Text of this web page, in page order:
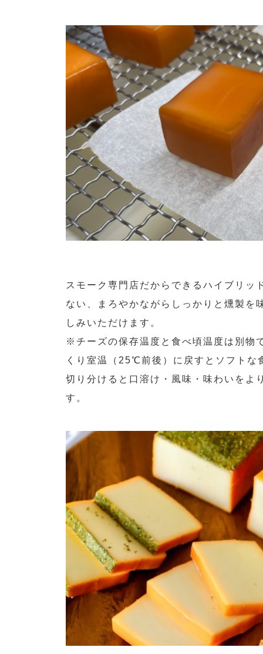
スモーク専門店だからできるハイブリッ
ない、まろやかながらしっかりと燻製を
しみいただけます。
※チーズの保存温度と食べ頃温度は別物
くり室温（25℃前後）に戻すとソフトな
切り分けると口溶け・風味・味わいをよ
す。